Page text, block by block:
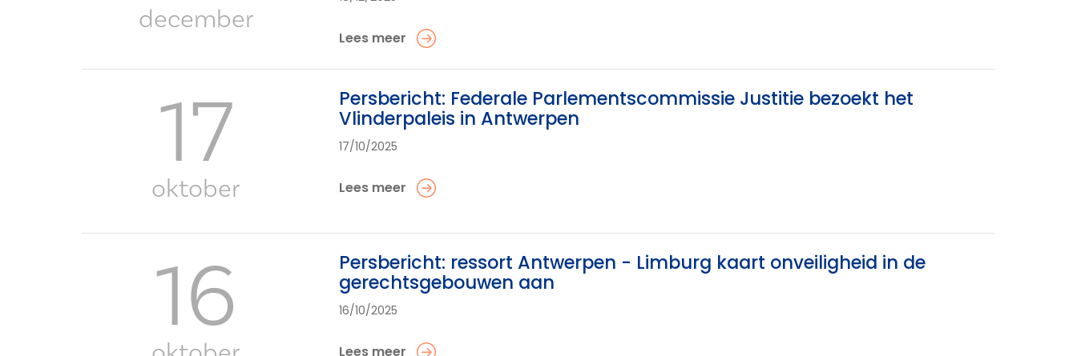
december
Lees meer
17
oktober
Persbericht: Federale Parlementscommissie Justitie bezoekt het
Vlinderpaleis in Antwerpen
17/10/2025
Lees meer
16 Persbericht: ressort Antwerpen - Limburg kaart onveiligheid in de
gerechtsgebouwen aan
16/10/2025
Lees meer